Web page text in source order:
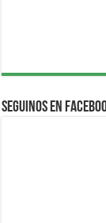
Seguinos en